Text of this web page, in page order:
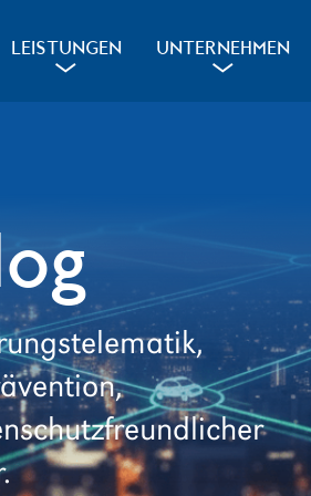
LEISTUNGEN
a
UNTERNEHMEN
a